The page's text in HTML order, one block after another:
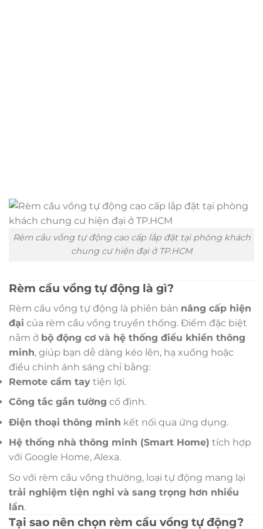
Rèm cầu vồng tự động cao cấp lắp đặt tại phòng khách
chung cư hiện đại ở TP.HCM
Rèm cầu vồng tự động là gì?
Rèm cầu vồng tự động là phiên bản nâng cấp hiện
đại của rèm cầu vồng truyền thống. Điểm đặc biệt
nằm ở bộ động cơ và hệ thống điều khiển thông
minh, giúp bạn dễ dàng kéo lên, hạ xuống hoặc
điều chỉnh ánh sáng chỉ bằng:
Remote cầm tay tiện lợi.
Công tắc gắn tường cố định.
Điện thoại thông minh kết nối qua ứng dụng.
Hệ thống nhà thông minh (Smart Home) tích hợp
với Google Home, Alexa.
So với rèm cầu vồng thường, loại tự động mang lại
trải nghiệm tiện nghi và sang trọng hơn nhiều
lần.
Tại sao nên chọn rèm cầu vồng tự động?